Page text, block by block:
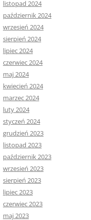
listopad 2024
październik 2024
wrzesień 2024
sierpień 2024
lipiec 2024
czerwiec 2024
maj 2024
kwiecień 2024
marzec 2024
luty 2024
styczeń 2024
grudzień 2023
listopad 2023
październik 2023
wrzesień 2023
sierpień 2023
lipiec 2023
czerwiec 2023
maj 2023